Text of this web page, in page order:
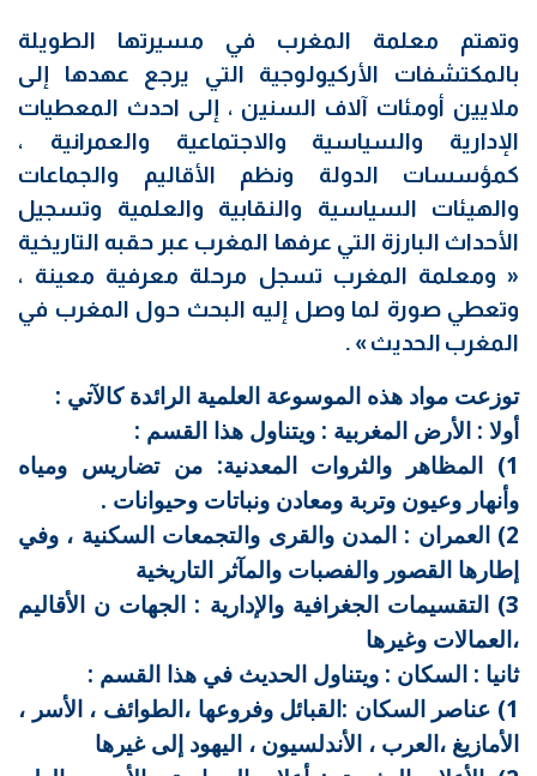
وتهتم معلمة المغرب في مسيرتها الطويلة
بالمكتشفات الأركيولوجية التي يرجع عهدها إلى
ملايين أومئات آلاف السنين ، إلى احدث المعطيات
الإدارية والسياسية والاجتماعية والعمرانية ،
كمؤسسات الدولة ونظم الأقاليم والجماعات
والهيئات السياسية والنقابية والعلمية وتسجيل
الأحداث البارزة التي عرفها المغرب عبر حقبه التاريخية
« ومعلمة المغرب تسجل مرحلة معرفية معينة ،
وتعطي صورة لما وصل إليه البحث حول المغرب في
المغرب الحديث » .
توزعت مواد هذه الموسوعة العلمية الرائدة كالآتي :
أولا : الأرض المغربية : ويتناول هذا القسم :
1) المظاهر والثروات المعدنية: من تضاريس ومياه
وأنهار وعيون وتربة ومعادن ونباتات وحيوانات .
2) العمران : المدن والقرى والتجمعات السكنية ، وفي
إطارها القصور والفصبات والمآثر التاريخية
3) التقسيمات الجغرافية والإدارية : الجهات ن الأقاليم
،العمالات وغيرها
ثانيا : السكان : ويتناول الحديث في هذا القسم :
1) عناصر السكان :القبائل وفروعها ،الطوائف ، الأسر ،
الأمازيغ ،العرب ، الأندلسيون ، اليهود إلى غيرها